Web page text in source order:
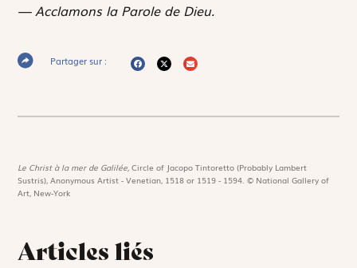
— Acclamons la Parole de Dieu.
Partager sur :
Le Christ à la mer de Galilée,Circle of Jacopo Tintoretto (Probably Lambert
Sustris), Anonymous Artist - Venetian, 1518 or 1519 - 1594. © National Gallery of
Art, New-York
Articles liés